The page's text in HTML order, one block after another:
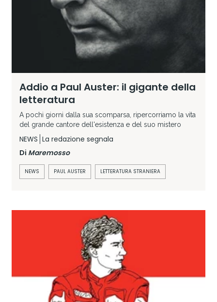
Addio a Paul Auster: il gigante della
letteratura
A pochi giorni dalla sua scomparsa, ripercorriamo la vita
del grande cantore dell'esistenza e del suo mistero
NEWS La redazione segnala
Di Maremosso
NEWS PAUL AUSTER LETTERATURA STRANIERA